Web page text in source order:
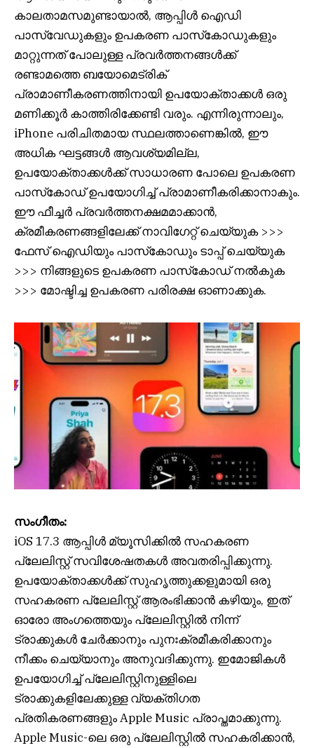
കാലതാമസമുണ്ടായാൽ, ആപ്പിൾ ഐഡി
പാസ്‌വേഡുകളും ഉപകരണ പാസ്‌കോഡുകളും
മാറ്റുന്നത് പോലുള്ള പ്രവർത്തനങ്ങൾക്ക്
രണ്ടാമത്തെ ബയോമെട്രിക്
പ്രാമാണീകരണത്തിനായി ഉപയോക്താക്കൾ ഒരു
മണിക്കൂർ കാത്തിരിക്കേണ്ടി വരും. എന്നിരുന്നാലും,
iPhone പരിചിതമായ സ്ഥലത്താണെങ്കിൽ, ഈ
അധിക ഘട്ടങ്ങൾ ആവശ്യമില്ല,
ഉപയോക്താക്കൾക്ക് സാധാരണ പോലെ ഉപകരണ
പാസ്‌കോഡ് ഉപയോഗിച്ച് പ്രാമാണീകരിക്കാനാകും.
ഈ ഫീച്ചർ പ്രവർത്തനക്ഷമമാക്കാൻ,
ക്രമീകരണങ്ങളിലേക്ക് നാവിഗേറ്റ് ചെയ്യുക >>>
ഫേസ് ഐഡിയും പാസ്‌കോഡും ടാപ്പ് ചെയ്യുക
>>> നിങ്ങളുടെ ഉപകരണ പാസ്‌കോഡ് നൽകുക
>>> മോഷ്ടിച്ച ഉപകരണ പരിരക്ഷ ഓണാക്കുക.
സംഗീതം:
iOS 17.3 ആപ്പിൾ മ്യൂസിക്കിൽ സഹകരണ
പ്ലേലിസ്റ്റ് സവിശേഷതകൾ അവതരിപ്പിക്കുന്നു.
ഉപയോക്താക്കൾക്ക് സുഹൃത്തുക്കളുമായി ഒരു
സഹകരണ പ്ലേലിസ്റ്റ് ആരംഭിക്കാൻ കഴിയും, ഇത്
ഓരോ അംഗത്തെയും പ്ലേലിസ്റ്റിൽ നിന്ന്
ട്രാക്കുകൾ ചേർക്കാനും പുനഃക്രമീകരിക്കാനും
നീക്കം ചെയ്യാനും അനുവദിക്കുന്നു. ഇമോജികൾ
ഉപയോഗിച്ച് പ്ലേലിസ്റ്റിനുള്ളിലെ
ട്രാക്കുകളിലേക്കുള്ള വ്യക്തിഗത
പ്രതികരണങ്ങളും Apple Music പ്രാപ്തമാക്കുന്നു.
Apple Music-ലെ ഒരു പ്ലേലിസ്റ്റിൽ സഹകരിക്കാൻ,